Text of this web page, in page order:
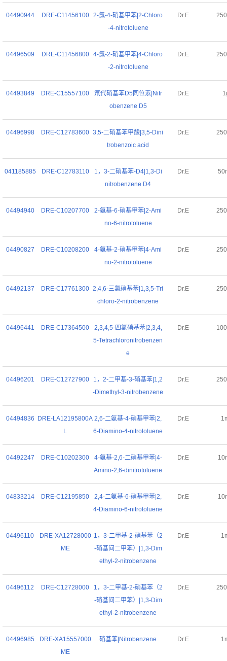
04490944 DRE-C11456100
2-氯-4-硝基甲苯|2-Chloro
-4-nitrotoluene
Dr.E
04496509 DRE-C11456800
4-氯-2-硝基甲苯|4-Chloro
-2-nitrotoluene
Dr.E
04493849 DRE-C15557100
氘代硝基苯D5同位素|Nitr
obenzene D5
Dr.E
04496998 DRE-C12783600 3,5-二硝基苯甲酸|3,5-Dini
trobenzoic acid
Dr.E
041185885 DRE-C12783110
1，3-二硝基苯-D4|1,3-Di
nitrobenzene D4
Dr.E
04494940 DRE-C10207700
2-氨基-6-硝基甲苯|2-Ami
no-6-nitrotoluene
Dr.E
04490827 DRE-C10208200
4-氨基-2-硝基甲苯|4-Ami
no-2-nitrotoluene
Dr.E
04492137 DRE-C17761300 2,4,6-三氯硝基苯|1,3,5-Tri
chloro-2-nitrobenzene
Dr.E
04496441 DRE-C17364500
2,3,4,5-四氯硝基苯|2,3,4,
5-Tetrachloronitrobenzen
e
Dr.E
04496201 DRE-C12727900
1，2-二甲基-3-硝基苯|1,2
-Dimethyl-3-nitrobenzene
Dr.E
04494836
DRE-LA12195800A
L
2,6-二氨基-4-硝基甲苯|2,
6-Diamino-4-nitrotoluene
Dr.E
04492247 DRE-C10202300
4-氨基-2,6-二硝基甲苯|4-
Amino-2,6-dinitrotoluene
Dr.E
04833214 DRE-C12195850
2,4-二氨基-6-硝基甲苯|2,
4-Diamino-6-nitrotoluene
Dr.E
04496110
DRE-XA12728000
ME
1，3-二甲基-2-硝基苯（2
-硝基间二甲苯）|1,3-Dim
ethyl-2-nitrobenzene
Dr.E
04496112 DRE-C12728000
1，3-二甲基-2-硝基苯（2
-硝基间二甲苯）|1,3-Dim
ethyl-2-nitrobenzene
Dr.E
04496985
DRE-XA15557000
ME
硝基苯|Nitrobenzene Dr.E